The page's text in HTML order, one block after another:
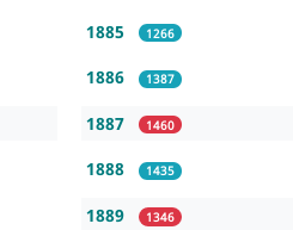
1885 1266
1886 1387
1887 1460
1888 1435
1889 1346